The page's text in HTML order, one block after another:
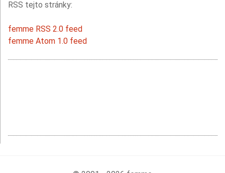
RSS tejto stránky:
femme RSS 2.0 feed
femme Atom 1.0 feed